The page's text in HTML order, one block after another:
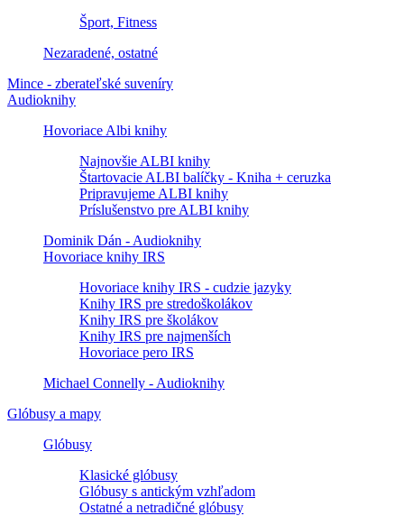
Šport, Fitness
Nezaradené, ostatné
Mince - zberateľské suveníry
Audioknihy
Hovoriace Albi knihy
Najnovšie ALBI knihy
Štartovacie ALBI balíčky - Kniha + ceruzka
Pripravujeme ALBI knihy
Príslušenstvo pre ALBI knihy
Dominik Dán - Audioknihy
Hovoriace knihy IRS
Hovoriace knihy IRS - cudzie jazyky
Knihy IRS pre stredoškolákov
Knihy IRS pre školákov
Knihy IRS pre najmenších
Hovoriace pero IRS
Michael Connelly - Audioknihy
Glóbusy a mapy
Glóbusy
Klasické glóbusy
Glóbusy s antickým vzhľadom
Ostatné a netradičné glóbusy